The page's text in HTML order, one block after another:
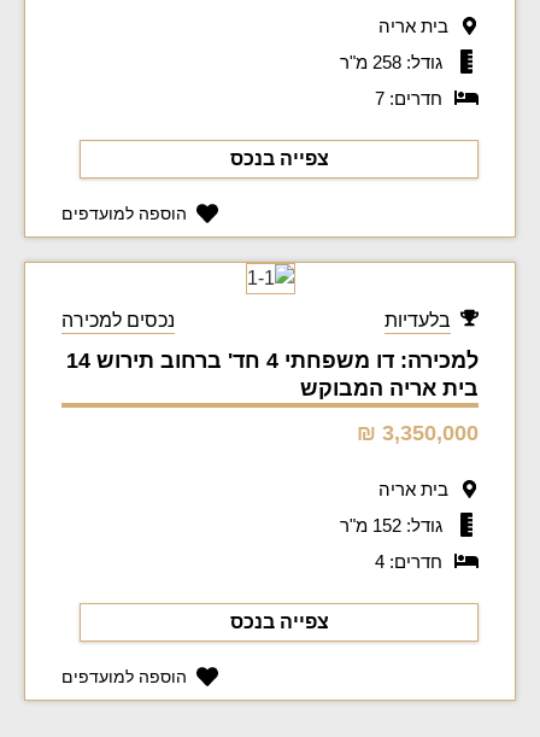
בית אריה
גודל: 258 מ"ר
חדרים: 7
צפייה בנכס
הוספה למועדפים
בלעדיות נכסים למכירה
למכירה: דו משפחתי 4 חד' ברחוב תירוש 14
בית אריה המבוקש
3,350,000 ₪
בית אריה
גודל: 152 מ"ר
חדרים: 4
צפייה בנכס
הוספה למועדפים